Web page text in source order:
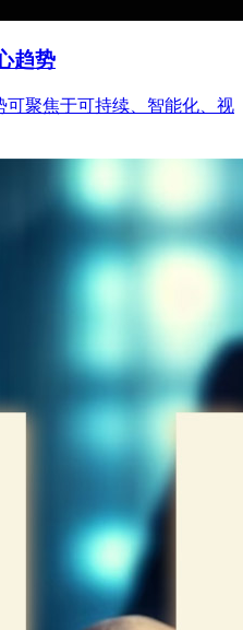
趋势
可聚焦于可持续、智能化、视